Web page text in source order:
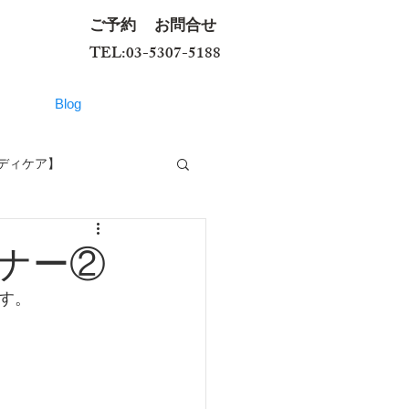
ご予約
お問合せ
TEL:03-5307-5188
Blog
ィケア】
ー②
。